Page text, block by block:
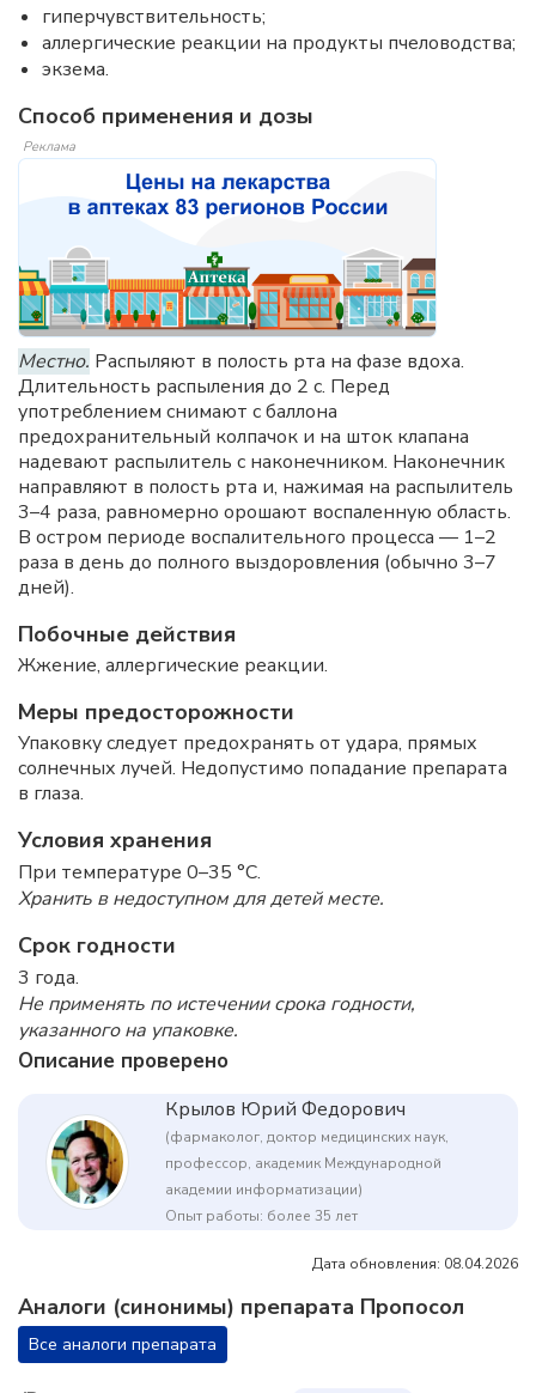
гиперчувствительность;
аллергические реакции на продукты пчеловодства;
экзема.
Способ применения и дозы
Реклама
Местно. Распыляют в полость рта на фазе вдоха.
Длительность распыления до 2 с. Перед
употреблением снимают с баллона
предохранительный колпачок и на шток клапана
надевают распылитель с наконечником. Наконечник
направляют в полость рта и, нажимая на распылитель
3–4 раза, равномерно орошают воспаленную область.
В остром периоде воспалительного процесса — 1–2
раза в день до полного выздоровления (обычно 3–7
дней).
Побочные действия
Жжение, аллергические реакции.
Меры предосторожности
Упаковку следует предохранять от удара, прямых
солнечных лучей. Недопустимо попадание препарата
в глаза.
Условия хранения
При температуре 0–35 °C.
Хранить в недоступном для детей месте.
Срок годности
3 года.
Не применять по истечении срока годности,
указанного на упаковке.
Описание проверено
Крылов Юрий Федорович
(фармаколог, доктор медицинских наук,
профессор, академик Международной
академии информатизации)
Опыт работы: более 35 лет
Дата обновления: 08.04.2026
Аналоги (синонимы) препарата Пропосол
Все аналоги препарата